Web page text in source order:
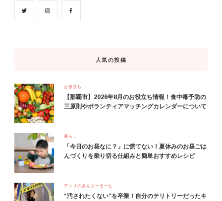
人気の投稿
お役立ち
【那覇市】2026年8月のお役立ち情報！食中毒予防の
三原則やボランティアマッチングカレンダーについて
暮らし
「今日のお昼なに？」に慌てない！夏休みのお昼ごは
んづくりを乗り切る仕組みと簡単おすすめレシピ
アンリのあんまーるーむ
“汚されたくない”を卒業！自分のテリトリーだったキ